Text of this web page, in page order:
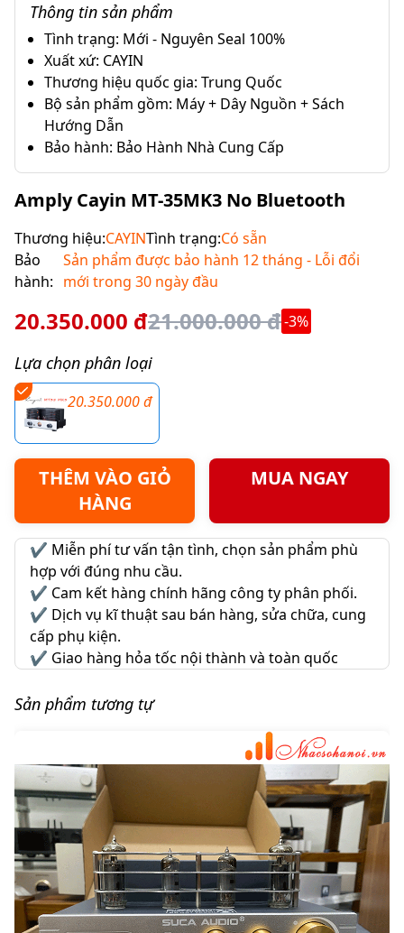
Thông tin sản phẩm
Tình trạng: Mới - Nguyên Seal 100%
Xuất xứ: CAYIN
Thương hiệu quốc gia: Trung Quốc
Bộ sản phẩm gồm: Máy + Dây Nguồn + Sách
Hướng Dẫn
Bảo hành: Bảo Hành Nhà Cung Cấp
Amply Cayin MT-35MK3 No Bluetooth
Thương hiệu:CAYINTình trạng:Có sẵn
Bảo
hành:
Sản phẩm được bảo hành 12 tháng - Lỗi đổi
mới trong 30 ngày đầu
20.350.000 đ21.000.000 đ-3%
Lựa chọn phân loại
20.350.000 đ
THÊM VÀO GIỎ
HÀNG
MUA NGAY
✔️ Miễn phí tư vấn tận tình, chọn sản phẩm phù
hợp với đúng nhu cầu.
✔️ Cam kết hàng chính hãng công ty phân phối.
✔️ Dịch vụ kĩ thuật sau bán hàng, sửa chữa, cung
cấp phụ kiện.
✔️ Giao hàng hỏa tốc nội thành và toàn quốc
Sản phẩm tương tự